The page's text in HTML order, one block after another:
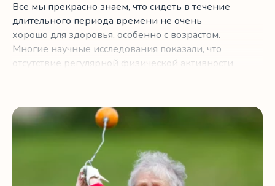
Все мы прекрасно знаем, что сидеть в течение
длительного периода времени не очень
хорошо для здоровья, особенно с возрастом.
Многие научные исследования показали, что
отсутствие регулярной физической активности
сосудистых заболеваний, остеопороза и других
хронических заболеваний. Конечно, с
возрастом мы, как правило, меньше двигаемся,
иногда из-за травмы или болезни. Хорошая
новость в том, что это можно предотвратить.
Вдохновляющий след, который оставила 95-летняя